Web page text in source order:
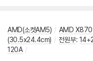
AMD(소켓AM5) / AMD X870
(30.5x24.4cm) / 전원부:
120A /